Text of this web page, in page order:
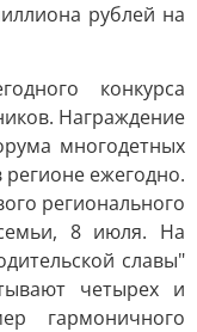
рублей на
конкурса
Награждение
многодетных
ежегодно.
регионального
8 июля. На
славы"
четырех и
гармоничного